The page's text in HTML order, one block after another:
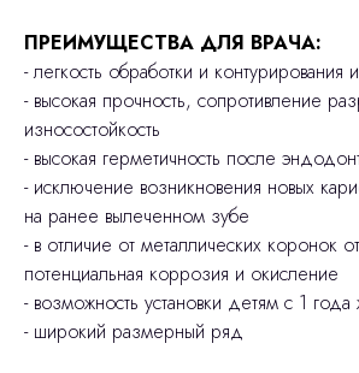
ПРЕИМУЩЕСТВА ДЛЯ ВРАЧА:
- легкость обработки и контурирования
- высокая прочность, сопротивление
износостойкость
- высокая герметичность после
- исключение возникновения новых
на ранее вылеченном зубе
- в отличие от металлических коронок
потенциальная коррозия и окисление
- возможность установки детям с 1 года
- широкий размерный ряд